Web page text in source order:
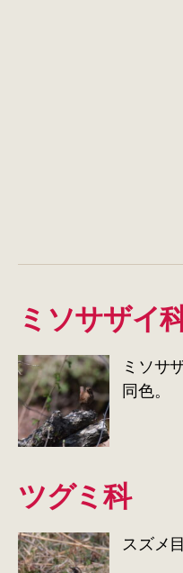
ミソサザイ
ミソサ
同色。
ツグミ科
スズメ